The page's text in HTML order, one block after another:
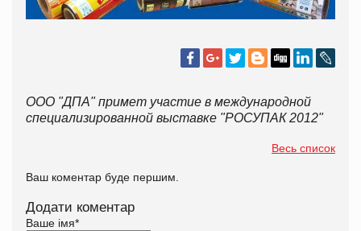
ООО "ДПА" примет участие в международной
специализированной выставке "РОСУПАК 2012"
Весь список
Ваш коментар буде першим.
Додати коментар
Ваше імя*